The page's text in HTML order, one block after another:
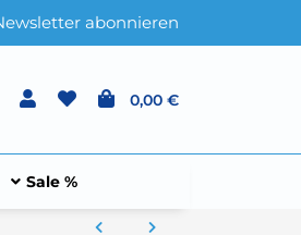
abonnieren
0,00 €
Sale %